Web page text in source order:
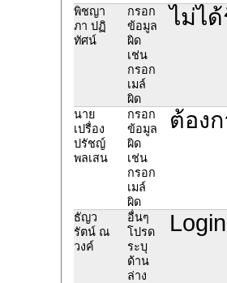
พิชญา
ภา ปฏิ
ทัศน์
กรอก
ข้อมูล
ผิด
เช่น
กรอก
เมล์
ผิด
ไม่ไ
นาย
เปรื่อง
ปรัชญ์
พลเสน
กรอก
ข้อมูล
ผิด
เช่น
กรอก
เมล์
ผิด
ต้อง
ธัญว
รัตน์ ณ
วงค์
อื่นๆ
โปรด
ระบุ
ด้าน
ล่าง